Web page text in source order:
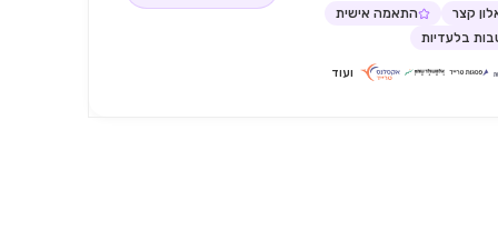
קצר
התאמה אישית
בלעדיות
ועוד